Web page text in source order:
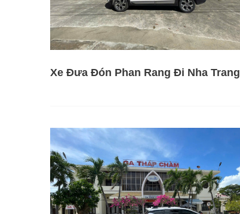
Xe Đưa Đón Phan Rang Đi Nha Trang